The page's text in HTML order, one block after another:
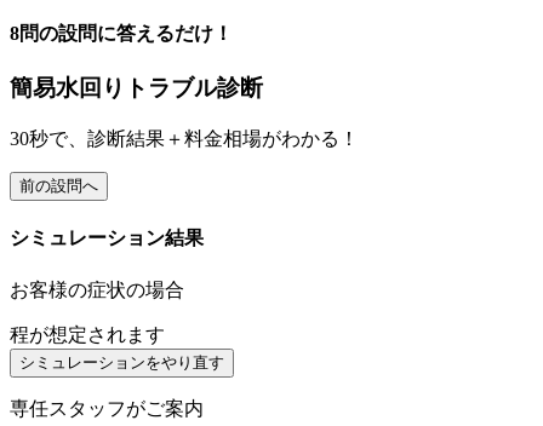
8問の設問に答えるだけ！
簡易水回りトラブル診断
30秒で、 診断結果＋料金相場がわかる！
前の設問へ
シミュレーション結果
お客様の症状の場合
程が想定されます
シミュレーションをやり直す
専任スタッフがご案内